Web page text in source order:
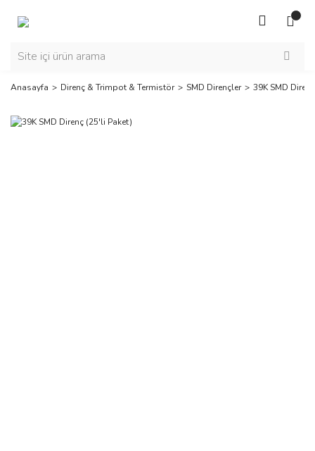
Anasayfa Direnç & Trimpot & Termistör SMD Dirençler 39K SMD